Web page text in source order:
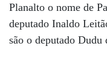
Planalto o nome de
deputado Inaldo
são o deputado